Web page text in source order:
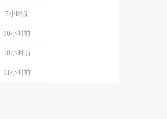
7小时前
10小时前
10小时前
11小时前